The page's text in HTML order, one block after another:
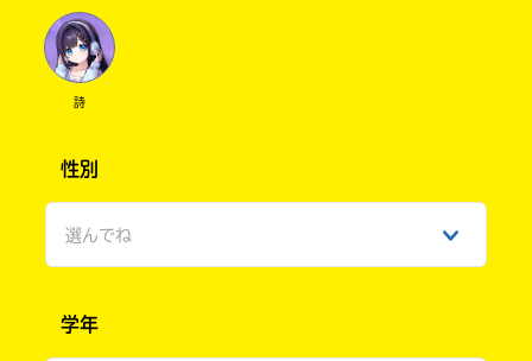
詩
性別
選んでね
学年